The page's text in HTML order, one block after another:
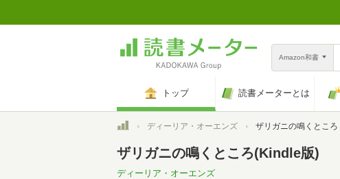
Amazon和書
トップ 読書メーターとは
トップディーリア・オーエンズ ザリガニの鳴くところ
ザリガニの鳴くところ(Kindle版)
ディーリア・オーエンズ